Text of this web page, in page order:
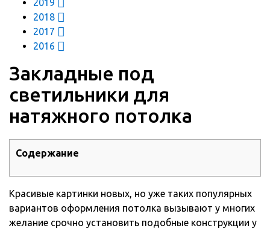
2019
2018
2017
2016
Закладные под
светильники для
натяжного потолка
Содержание
Красивые картинки новых, но уже таких популярных
вариантов оформления потолка вызывают у многих
желание срочно установить подобные конструкции у